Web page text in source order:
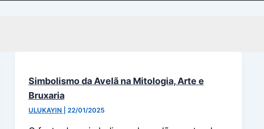
Simbolismo da Avelã na Mitologia, Arte e
Bruxaria
ULUKAYIN 22/01/2025